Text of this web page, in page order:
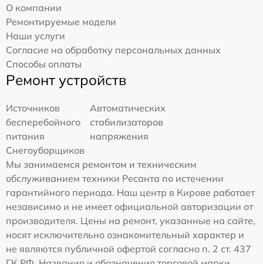
О компании
Ремонтируемые модели
Наши услуги
Согласие на обработку персональных данных
Способы оплаты
Ремонт устройств
Источников
бесперебойного
питания
Автоматических
стабилизаторов
напряжения
Снегоуборщиков
Мы занимаемся ремонтом и техническим
обслуживанием техники Ресанта по истечении
гарантийного периода. Наш центр в Кирове работает
независимо и не имеет официальной авторизации от
производителя. Цены на ремонт, указанные на сайте,
носят исключительно ознакомительный характер и
не являются публичной офертой согласно п. 2 ст. 437